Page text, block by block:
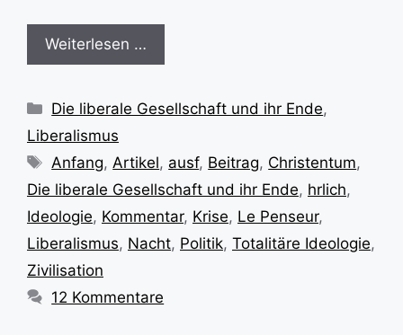
Weiterlesen …
Kategorien
Die liberale Gesellschaft und ihr Ende,
Liberalismus
Schlagwörter
Anfang, Artikel, ausf, Beitrag, Christentum,
Die liberale Gesellschaft und ihr Ende, hrlich,
Ideologie, Kommentar, Krise, Le Penseur,
Liberalismus, Nacht, Politik, Totalitäre Ideologie,
Zivilisation
12 Kommentare